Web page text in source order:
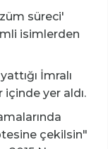
süreci'
isimlerden
İmralı
yer aldı.
çekilsin"